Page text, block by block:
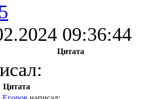
09:36:44
Цитата
Цитата